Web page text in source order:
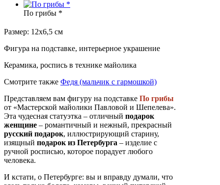
По грибы *
Размер: 12х6,5 см
Фигура на подставке, интерьерное украшение
Керамика, роспись в технике майолика
Смотрите также Федя (мальчик с гармошкой)
Представляем вам фигуру на подставке По грибы
от «Мастерской майолики Павловой и Шепелева».
Эта чудесная статуэтка – отличный подарок
женщине – романтичный и нежный, прекрасный
русский подарок, иллюстрирующий старину,
изящный подарок из Петербурга – изделие с
ручной росписью, которое порадует любого
человека.
И кстати, о Петербурге: вы и вправду думали, что